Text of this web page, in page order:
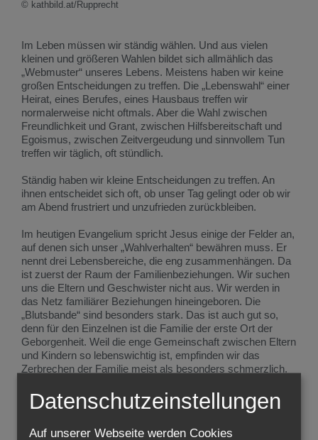
© kathbild.at/Rupprecht
Im Leben müssen wir ständig wählen. Und aus vielen
kleinen und größeren Wahlen bildet sich allmählich das
„Webmuster“ unseres Lebens. Meistens haben wir keine
großen Entscheidungen zu treffen. Die „Lebenswahl“ einer
Heirat, eines Berufes, eines Hausbaus treffen wir
normalerweise nicht oftmals. Aber die Wahl zwischen
Freundlichkeit und Grant, zwischen Hilfsbereitschaft und
Egoismus, zwischen Zeitvergeudung und sinnvollem Tun
treffen wir täglich, oft stündlich.
Ständig haben wir kleine Entscheidungen zu treffen. An
ihnen entscheidet sich oft, ob unser Tag gelingt oder ob wir
am Abend frustriert und unzufrieden zurückbleiben.
Im heutigen Evangelium spricht Jesus einige der Felder an,
auf denen sich unser „Wahlverhalten“ bewähren muss. Er
nennt drei Lebensbereiche, die eng zusammenhängen. Da
ist zuerst der Raum der Familienbeziehungen. Wir suchen
uns die Eltern und Geschwister nicht aus. Wir werden in
das Netz familiärer Beziehungen hineingeboren. Die
„Blutsbande“ sind besonders stark. Das ist auch gut so,
denn für den Einzelnen ist die Familie der erste Ort der
Geborgenheit. Weil die enge Gemeinschaft zwischen Eltern
und Kindern so lebenswichtig ist, empfinden wir das
Zerbrechen der Familie meist als besonders schmerzlich.
Hier zeigt Jesus, dass wir zu wählen haben. Noch
wichtiger, noch grundlegender als die Liebe in der Familie
Platz hat, da bekommt die Liebe zwischen Eltern und
Datenschutzeinstellungen
Auf unserer Webseite werden Cookies